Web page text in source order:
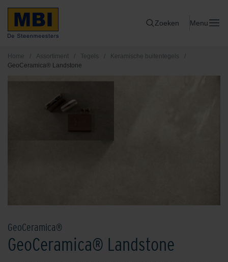
Zoeken Menu
Home / Assortiment / Tegels / Keramische buitentegels
/
GeoCeramica® Landstone
GeoCeramica®
GeoCeramica® Landstone